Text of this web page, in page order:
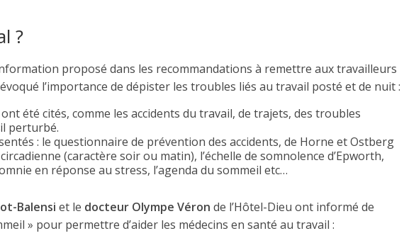
?
proposé dans les recommandations à remettre aux travailleurs
l’importance de dépister les troubles liés au travail posté et de nuit :
été cités, comme les accidents du travail, de trajets, des troubles
perturbé.
: le questionnaire de prévention des accidents, de Horne et Ostberg
(caractère soir ou matin), l’échelle de somnolence d’Epworth,
en réponse au stress, l’agenda du sommeil etc…
Balensi et le docteur Olympe Véron de l’Hôtel-Dieu ont informé de
» pour permettre d’aider les médecins en santé au travail :